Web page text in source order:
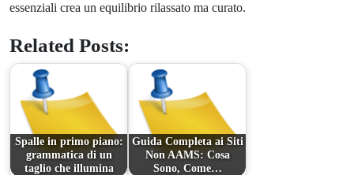
essenziali crea un equilibrio rilassato ma curato.
Related Posts:
Spalle in primo piano:
grammatica di un
taglio che illumina
Guida Completa ai Siti
Non AAMS: Cosa
Sono, Come…